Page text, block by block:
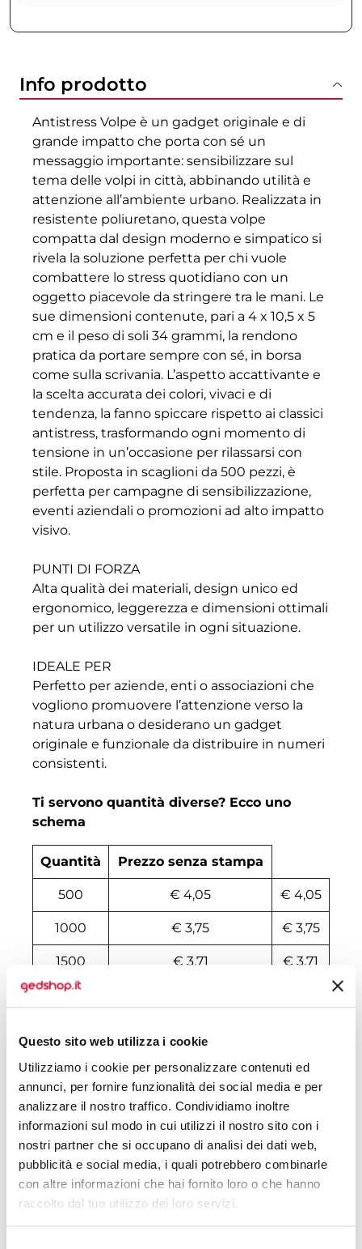
Questo sito web utilizza i cookie
Utilizziamo i cookie per personalizzare contenuti ed
annunci, per fornire funzionalità dei social media e per
analizzare il nostro traffico. Condividiamo inoltre
informazioni sul modo in cui utilizzi il nostro sito con i
nostri partner che si occupano di analisi dei dati web,
pubblicità e social media, i quali potrebbero combinarle
con altre informazioni che hai fornito loro o che hanno
raccolto dal tuo utilizzo dei loro servizi.
Info prodotto
Antistress Volpe è un gadget originale e di
grande impatto che porta con sé un
messaggio importante: sensibilizzare sul
tema delle volpi in città, abbinando utilità e
attenzione all’ambiente urbano. Realizzata in
resistente poliuretano, questa volpe
compatta dal design moderno e simpatico si
rivela la soluzione perfetta per chi vuole
combattere lo stress quotidiano con un
oggetto piacevole da stringere tra le mani. Le
sue dimensioni contenute, pari a 4 x 10,5 x 5
cm e il peso di soli 34 grammi, la rendono
pratica da portare sempre con sé, in borsa
come sulla scrivania. L’aspetto accattivante e
la scelta accurata dei colori, vivaci e di
tendenza, la fanno spiccare rispetto ai classici
antistress, trasformando ogni momento di
tensione in un’occasione per rilassarsi con
stile. Proposta in scaglioni da 500 pezzi, è
perfetta per campagne di sensibilizzazione,
eventi aziendali o promozioni ad alto impatto
visivo.
PUNTI DI FORZA
Alta qualità dei materiali, design unico ed
ergonomico, leggerezza e dimensioni ottimali
per un utilizzo versatile in ogni situazione.
IDEALE PER
Perfetto per aziende, enti o associazioni che
vogliono promuovere l’attenzione verso la
natura urbana o desiderano un gadget
originale e funzionale da distribuire in numeri
consistenti.
Ti servono quantità diverse? Ecco uno
schema
Quantità Prezzo senza stampa
500 € 4,05 € 4,05
1000 € 3,75 € 3,75
1500 € 3,71 € 3,71
2000
3000 € 3,46 € 3,46
4500 € 3,45 € 3,45
9500 € 3,29 € 3,29
14500 € 3,23 € 3,23
500000 € 3,23 € 3,23